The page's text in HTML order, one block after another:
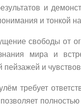
и
и тонкой
свободы от
мира и
пейзажей и
требует